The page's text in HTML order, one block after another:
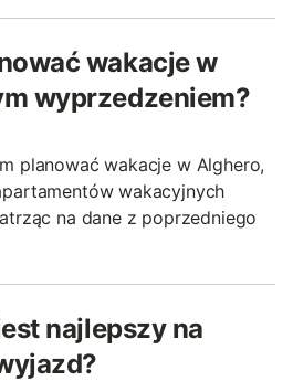
wakacje w
wyprzedzeniem?
planować wakacje w Alghero,
wakacyjnych
na dane z poprzedniego
najlepszy na